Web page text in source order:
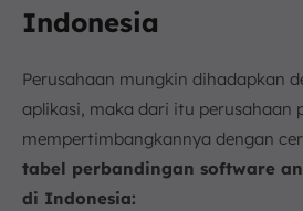
Indonesia
Perusahaan mungkin dihadapkan
aplikasi, maka dari itu perusahaan
mempertimbangkannya dengan
tabel perbandingan software
di Indonesia: